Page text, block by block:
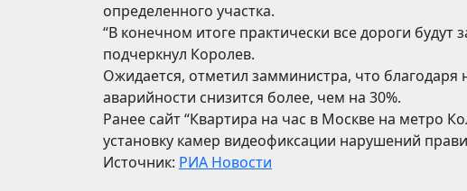
определенного участка.
“В конечном итоге практически все дороги будут
подчеркнул Королев.
Ожидается, отметил замминистра, что
аварийности снизится более, чем на 30%.
Ранее сайт “Квартира на час в Москве на метро
установку камер видеофиксации нарушений
Источник: РИА Новости